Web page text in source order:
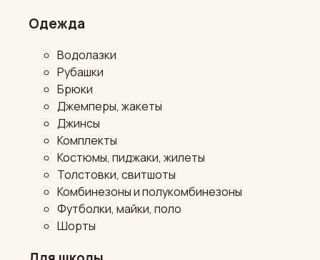
Одежда
Водолазки
Рубашки
Брюки
Джемперы, жакеты
Джинсы
Комплекты
Костюмы, пиджаки, жилеты
Толстовки, свитшоты
Комбинезоны и полукомбинезоны
Футболки, майки, поло
Шорты